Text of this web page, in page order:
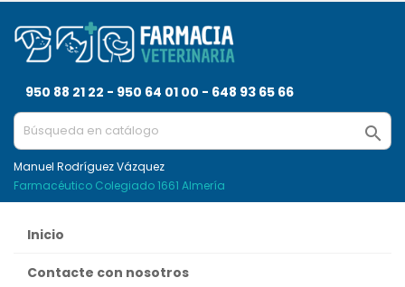
950 88 21 22 - 950 64 01 00 - 648 93 65 66

Manuel Rodríguez Vázquez
Farmacéutico Colegiado 1661 Almería
Inicio
Contacte con nosotros